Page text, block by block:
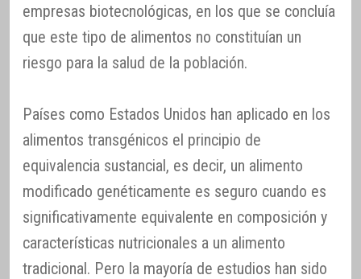
empresas biotecnológicas, en los que se concluía
que este tipo de alimentos no constituían un
riesgo para la salud de la población.
Países como Estados Unidos han aplicado en los
alimentos transgénicos el principio de
equivalencia sustancial, es decir, un alimento
modificado genéticamente es seguro cuando es
significativamente equivalente en composición y
características nutricionales a un alimento
tradicional. Pero la mayoría de estudios han sido